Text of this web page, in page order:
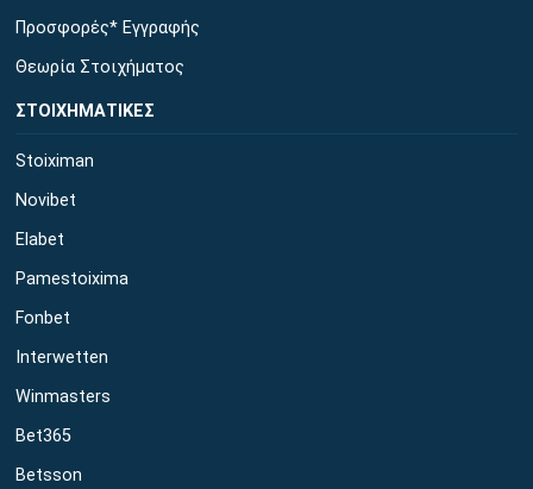
Προσφορές* Εγγραφής
Θεωρία Στοιχήματος
ΣΤΟΙΧΗΜΑΤΙΚΕΣ
Stoiximan
Novibet
Elabet
Pamestoixima
Fonbet
Interwetten
Winmasters
Bet365
Betsson